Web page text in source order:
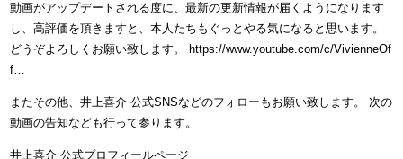
動画がアップデートされる度に、最新の更新情報が届くようになります
し、高評価を頂きますと、本人たちもぐっとやる気になると思います。
どうぞよろしくお願い致します。 https://www.youtube.com/c/VivienneOf
f…
またその他、井上喜介 公式SNSなどのフォローもお願い致します。 次の
動画の告知なども行って参ります。
井上喜介 公式プロフィールページ